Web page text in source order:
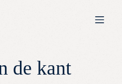
de kant